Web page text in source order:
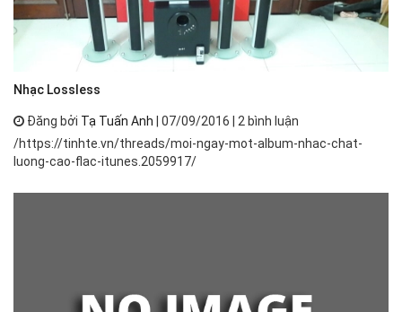
Nhạc Lossless
Đăng bởi Tạ Tuấn Anh | 07/09/2016 | 2 bình luận
/https://tinhte.vn/threads/moi-ngay-mot-album-nhac-chat-
luong-cao-flac-itunes.2059917/